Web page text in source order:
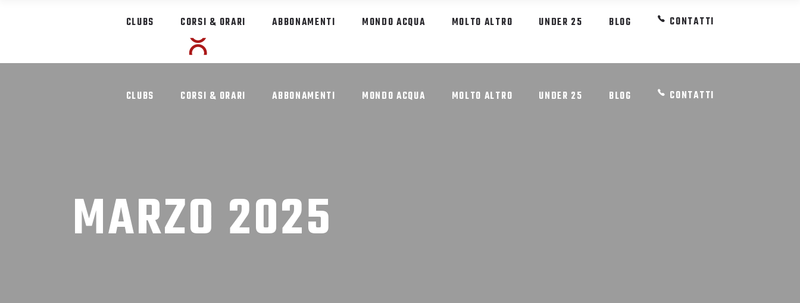
CLUBS CORSI & ORARI ABBONAMENTI MONDO ACQUA MOLTO ALTRO UNDER 25 BLOG CONTATTI
CLUBS CORSI & ORARI ABBONAMENTI MONDO ACQUA MOLTO ALTRO UNDER 25 BLOG CONTATTI
MARZO 2025